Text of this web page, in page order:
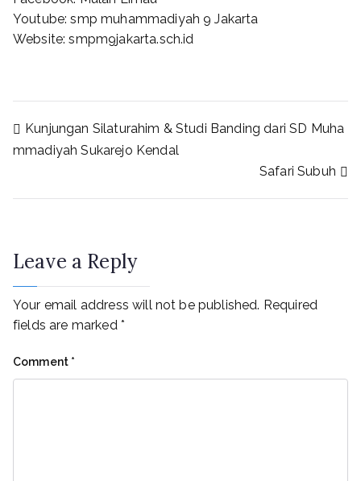
Youtube: smp muhammadiyah 9 Jakarta
Website: smpm9jakarta.sch.id
Kunjungan Silaturahim & Studi Banding dari SD Muha
mmadiyah Sukarejo Kendal
Safari Subuh
Leave a Reply
Your email address will not be published. Required
fields are marked *
Comment *